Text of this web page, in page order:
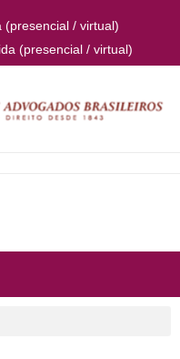
(presencial / virtual)
(presencial / virtual)